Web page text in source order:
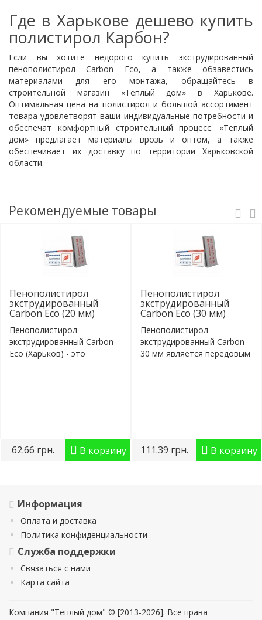
Где в Харькове дешево купить
полистирол Карбон?
Если вы хотите недорого купить экструдированный
пенополистирол Carbon Eco, а также обзавестись
материалами для его монтажа, обращайтесь в
строительной магазин «Теплый дом» в Харькове.
Оптимальная цена на полистирол и большой ассортимент
товара удовлетворят ваши индивидуальные потребности и
обеспечат комфортный строительный процесс. «Теплый
дом» предлагает материалы врозь и оптом, а также
обеспечивает их доставку по территории Харьковской
области.
Рекомендуемые товары
Пенополистирол
экструдированный
Carbon Eco (20 мм)
Пенополистирол
экструдированный Carbon
Eco (Харьков) - это
62.66 грн. В корзину
Пенополистирол
экструдированный
Carbon Eco (30 мм)
Пенополистирол
экструдированный Carbon
30 мм является передовым
111.39 грн. В корзину
Информация
Оплата и доставка
Политика конфиденциальности
Служба поддержки
Связаться с нами
Карта сайта
Компания "Тёплый дом" © [2013-2026]. Все права